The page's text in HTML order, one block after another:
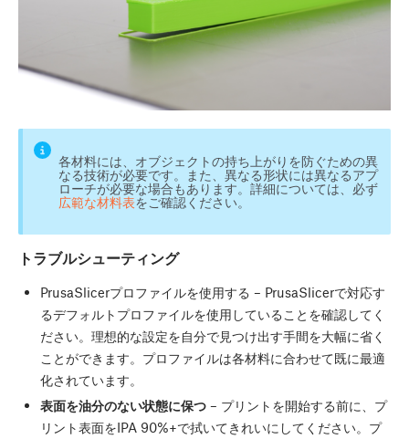
各材料には、オブジェクトの持ち上がりを防ぐための異
なる技術が必要です。また、異なる形状には異なるアプ
ローチが必要な場合もあります。詳細については、必ず
広範な材料表をご確認ください。
トラブルシューティング
PrusaSlicerプロファイルを使用する – PrusaSlicerで対応す
るデフォルトプロファイルを使用していることを確認してく
ださい。理想的な設定を自分で見つけ出す手間を大幅に省く
ことができます。プロファイルは各材料に合わせて既に最適
化されています。
表面を油分のない状態に保つ– プリントを開始する前に、プ
リント表面をIPA 90%+で拭いてきれいにしてください。プ